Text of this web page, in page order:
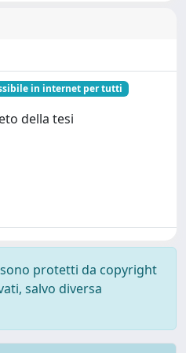
in internet per tutti
della tesi
protetti da copyright
salvo diversa